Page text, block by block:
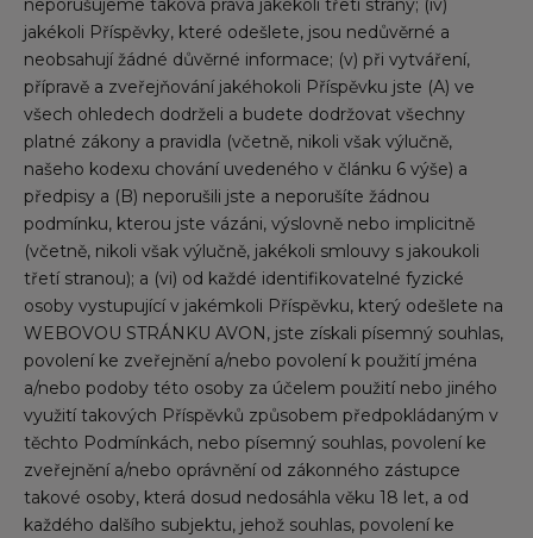
neporušujeme taková práva jakékoli třetí strany; (iv)
jakékoli Příspěvky, které odešlete, jsou nedůvěrné a
neobsahují žádné důvěrné informace; (v) při vytváření,
přípravě a zveřejňování jakéhokoli Příspěvku jste (A) ve
všech ohledech dodrželi a budete dodržovat všechny
platné zákony a pravidla (včetně, nikoli však výlučně,
našeho kodexu chování uvedeného v článku 6 výše) a
předpisy a (B) neporušili jste a neporušíte žádnou
podmínku, kterou jste vázáni, výslovně nebo implicitně
(včetně, nikoli však výlučně, jakékoli smlouvy s jakoukoli
třetí stranou); a (vi) od každé identifikovatelné fyzické
osoby vystupující v jakémkoli Příspěvku, který odešlete na
WEBOVOU STRÁNKU AVON, jste získali písemný souhlas,
povolení ke zveřejnění a/nebo povolení k použití jména
a/nebo podoby této osoby za účelem použití nebo jiného
využití takových Příspěvků způsobem předpokládaným v
těchto Podmínkách, nebo písemný souhlas, povolení ke
zveřejnění a/nebo oprávnění od zákonného zástupce
takové osoby, která dosud nedosáhla věku 18 let, a od
každého dalšího subjektu, jehož souhlas, povolení ke